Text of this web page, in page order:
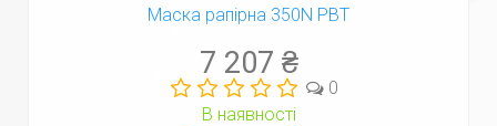
Маска рапірна 350N PBT
7 207 ₴
0
В наявності